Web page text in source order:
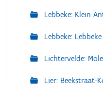
Lebbeke: Klein
Lebbeke:
Lichtervelde:
Lier: Beekstraat-